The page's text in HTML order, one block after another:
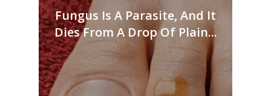
Fungus Is A Parasite, And It
Dies From A Drop Of Plain...